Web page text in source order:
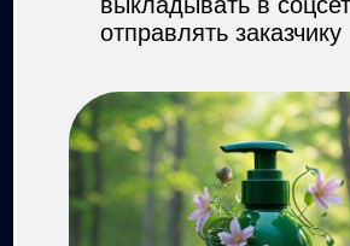
Устали от офисной рутины и хотите
работать на себя